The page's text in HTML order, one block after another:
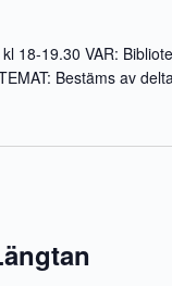
18-19.30 VAR:
Bestäms av